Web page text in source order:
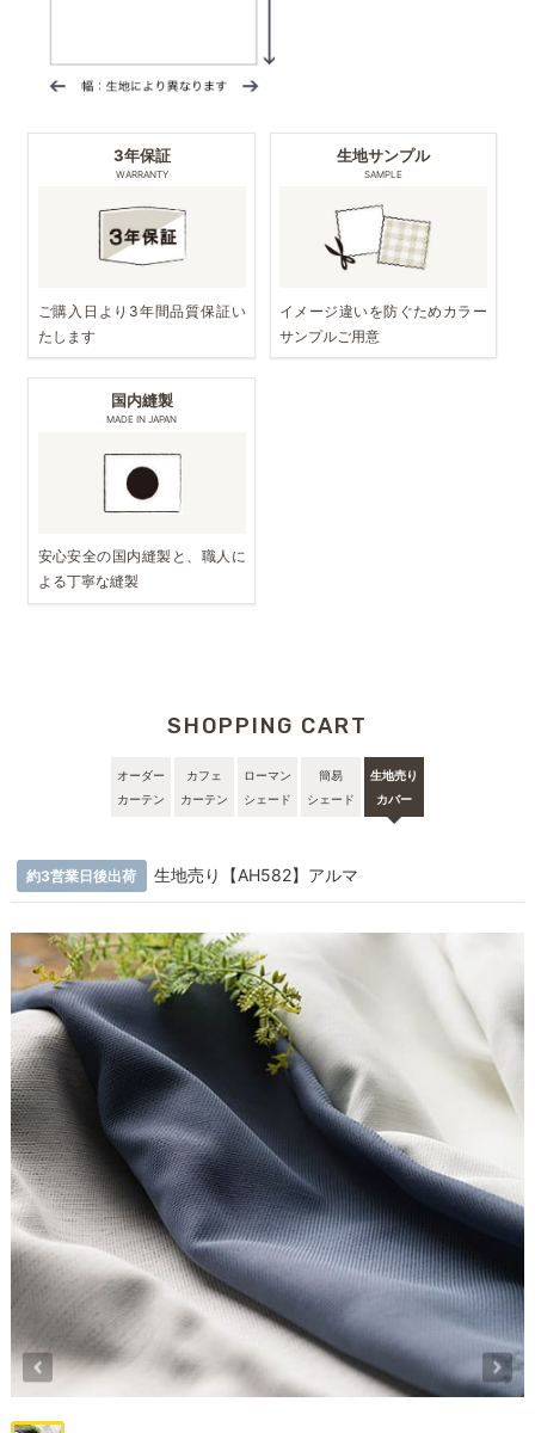
3年保証
WARRANTY
ご購入日より3年間品質保証い
たします
生地サンプル
SAMPLE
イメージ違いを防ぐためカラー
サンプルご用意
国内縫製
MADE IN JAPAN
安心安全の国内縫製と、職人に
よる丁寧な縫製
SHOPPING CART
オーダー
カーテン
カフェ
カーテン
ローマン
シェード
簡易
シェード
生地売り
カバー
約3営業日後出荷 生地売り【AH582】アルマ